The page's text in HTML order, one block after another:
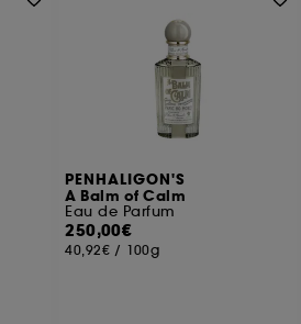
PENHALIGON'S
A Balm of Calm
Eau de Parfum
250,00€
40,92€ / 100g